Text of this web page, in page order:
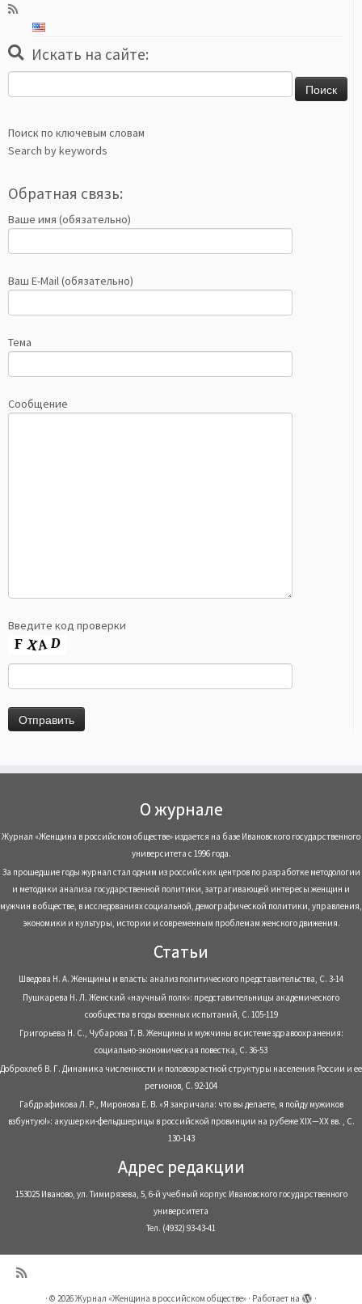
Искать на сайте:
Поиск по ключевым словам
Search by keywords
Обратная связь:
Ваше имя (обязательно)
Ваш E-Mail (обязательно)
Тема
Сообщение
Введите код проверки
О журнале
Журнал «Женщина в российском обществе» издается на базе Ивановского государственного
университета с 1996 года.
За прошедшие годы журнал стал одним из российских центров по разработке методологии
и методики анализа государственной политики, затрагивающей интересы женщин и
мужчин в обществе, в исследованиях социальной, демографической политики, управления,
экономики и культуры, истории и современным проблемам женского движения.
Статьи
Шведова Н. А. Женщины и власть: анализ политического представительства, С. 3-14
Пушкарева Н. Л. Женский «научный полк»: представительницы академического
сообщества в годы военных испытаний, С. 105-119
Григорьева Н. С., Чубарова Т. В. Женщины и мужчины в системе здравоохранения:
социально-экономическая повестка, С. 36-53
Доброхлеб В. Г. Динамика численности и половозрастной структуры населения России и ее
регионов, С. 92-104
Габдрафикова Л. Р., Миронова Е. В. «Я закричала: что вы делаете, я пойду мужиков
взбунтую!»: акушерки-фельдшерицы в российской провинции на рубеже XIX—XX вв. , С.
130-143
Адрес редакции
153025 Иваново, ул. Тимирязева, 5, 6-й учебный корпус Ивановского государственного
университета
Тел. (4932) 93-43-41
· © 2026Журнал «Женщина в российском обществе» · Работает на ·